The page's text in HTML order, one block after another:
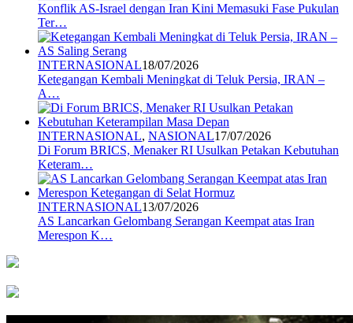
Konflik AS-Israel dengan Iran Kini Memasuki Fase Pukulan
Ter…
INTERNASIONAL18/07/2026
Ketegangan Kembali Meningkat di Teluk Persia, IRAN –
A…
INTERNASIONAL, NASIONAL17/07/2026
Di Forum BRICS, Menaker RI Usulkan Petakan Kebutuhan
Keteram…
INTERNASIONAL13/07/2026
AS Lancarkan Gelombang Serangan Keempat atas Iran
Merespon K…